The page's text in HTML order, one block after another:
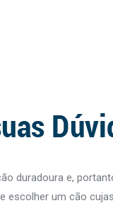
duradoura e,
escolher um cão